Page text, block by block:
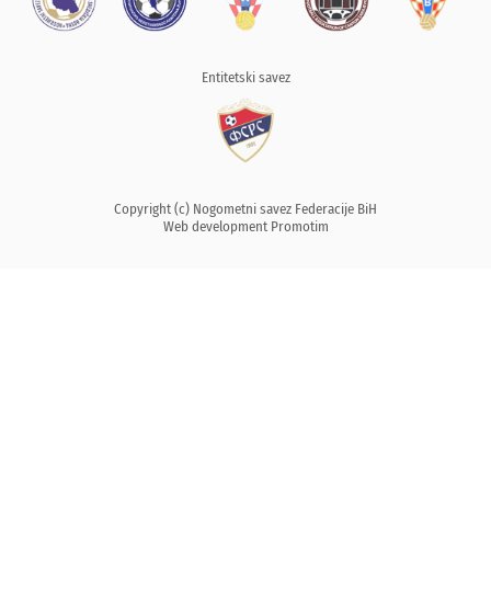
Entitetski savez
Copyright (c) Nogometni savez Federacije BiH
Web development Promotim